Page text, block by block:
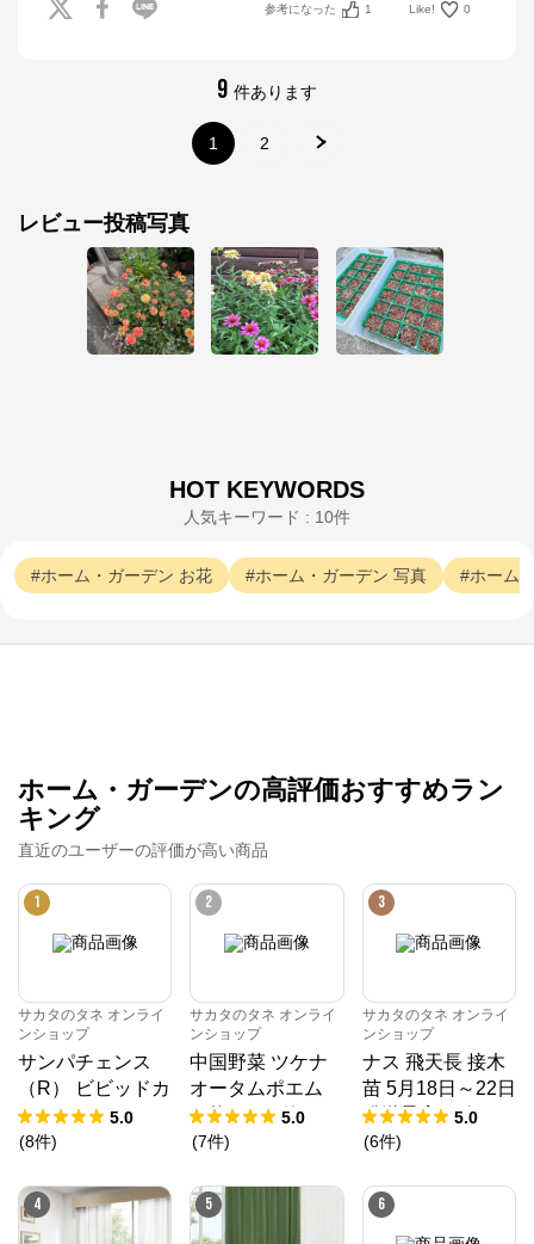
参考になった 1 Like! 0
9 件あります
1 2
レビュー投稿写真
HOT KEYWORDS
人気キーワード : 10件
ホーム・ガーデン お花 ホーム・ガーデン 写真 ホーム
ホーム・ガーデンの高評価おすすめラン
キング
直近のユーザーの評価が高い商品
1
サカタのタネ オンライ
ンショップ
サンパチェンス
（R） ビビッドカ
ラー 3種セット 4
月6日～10日発送
株）1組
5.0
(8件)
2
サカタのタネ オンライ
ンショップ
中国野菜 ツケナ
オータムポエム
（約19000粒） 1
dL 袋
5.0
(7件)
3
サカタのタネ オンライ
ンショップ
ナス 飛天長 接木
苗 5月18日～22日
発送予定 6ポット
1組
5.0
(6件)
4 5 6